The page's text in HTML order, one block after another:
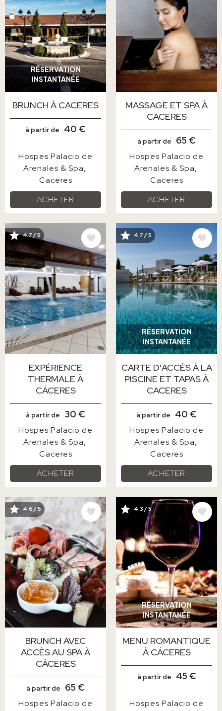
RÉSERVATION
INSTANTANÉE
BRUNCH À CACERES
à partir de 40 €
Hospes Palacio de
Arenales & Spa
Caceres
ACHETER
MASSAGE ET SPA À
CACERES
à partir de 65 €
Hospes Palacio de
Arenales & Spa
Caceres
ACHETER
IMAGE
4.7 / 5
EXPÉRIENCE
THERMALE À
CÁCERES
à partir de 30 €
Hospes Palacio de
Arenales & Spa
Caceres
ACHETER
RÉSERVATION
INSTANTANÉE
IMAGE
4.7 / 5
CARTE D'ACCÈS À LA
PISCINE ET TAPAS À
CACERES
à partir de 40 €
Hospes Palacio de
Arenales & Spa
Caceres
ACHETER
IMAGE
4.6 / 5
BRUNCH AVEC
ACCÈS AU SPA À
CÁCERES
à partir de 65 €
Hospes Palacio de
RÉSERVATION
INSTANTANÉE
IMAGE
4.3 / 5
MENU ROMANTIQUE
À CÁCERES
à partir de 45 €
Hospes Palacio de